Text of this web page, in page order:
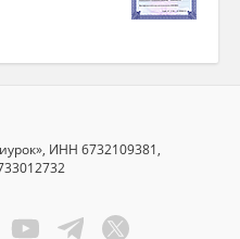
ИНН 6732109381,